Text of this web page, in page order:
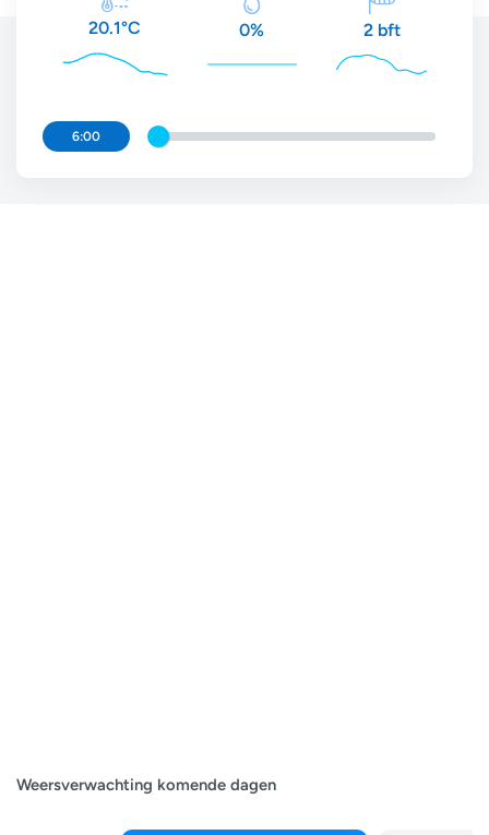
20.1°C 0% 2 bft
6:00
Weersverwachting komende dagen